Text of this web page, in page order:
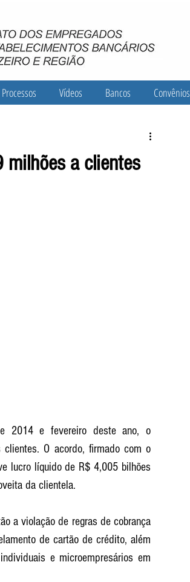
Processos Vídeos Bancos Convênios
milhões a clientes
2014 e fevereiro deste ano, o
O acordo, firmado com o
lucro líquido de R$ 4,005 bilhões
da clientela.
a violação de regras de cobrança
de cartão de crédito, além
e microempresários em